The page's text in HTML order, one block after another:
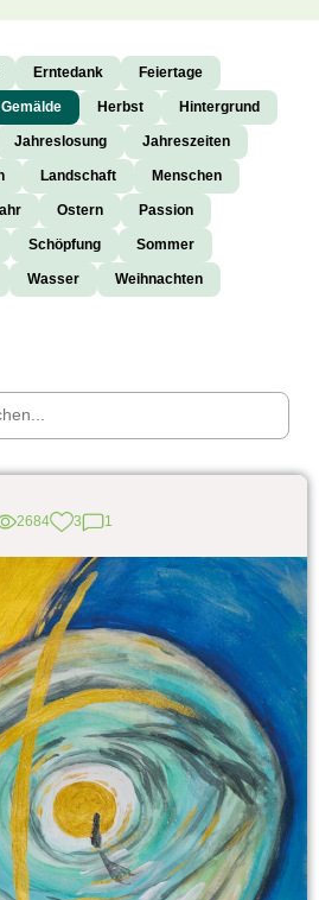
Erntedank Feiertage
Gemälde Herbst Hintergrund
Jahreslosung Jahreszeiten
Landschaft Menschen
Ostern Passion
Schöpfung Sommer
Wasser Weihnachten
2684 3 1